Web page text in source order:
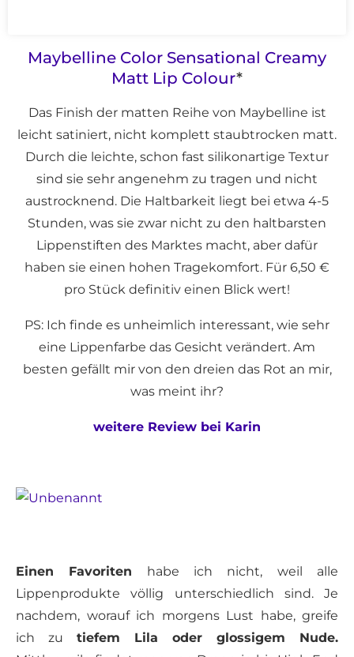
Maybelline Color Sensational Creamy
Matt Lip Colour*
Das Finish der matten Reihe von Maybelline ist
leicht satiniert, nicht komplett staubtrocken matt.
Durch die leichte, schon fast silikonartige Textur
sind sie sehr angenehm zu tragen und nicht
austrocknend. Die Haltbarkeit liegt bei etwa 4-5
Stunden, was sie zwar nicht zu den haltbarsten
Lippenstiften des Marktes macht, aber dafür
haben sie einen hohen Tragekomfort. Für 6,50 €
pro Stück definitiv einen Blick wert!
PS: Ich finde es unheimlich interessant, wie sehr
eine Lippenfarbe das Gesicht verändert. Am
besten gefällt mir von den dreien das Rot an mir,
was meint ihr?
weitere Review bei Karin
Einen Favoriten habe ich nicht, weil alle
Lippenprodukte völlig unterschiedlich sind. Je
nachdem, worauf ich morgens Lust habe, greife
ich zu tiefem Lila oder glossigem Nude.